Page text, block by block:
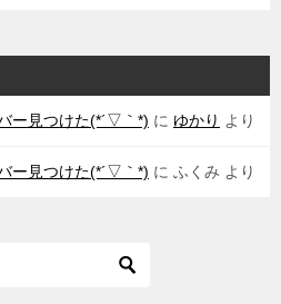
ー見つけた(*´▽｀*) に ゆかり より
ー見つけた(*´▽｀*) に ふくみ より